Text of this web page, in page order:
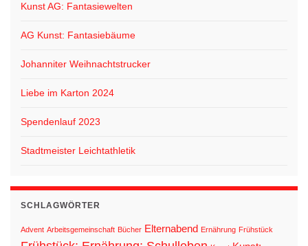
Kunst AG: Fantasiewelten
AG Kunst: Fantasiebäume
Johanniter Weihnachtstrucker
Liebe im Karton 2024
Spendenlauf 2023
Stadtmeister Leichtathletik
SCHLAGWÖRTER
Advent Arbeitsgemeinschaft Bücher Elternabend Ernährung Frühstück